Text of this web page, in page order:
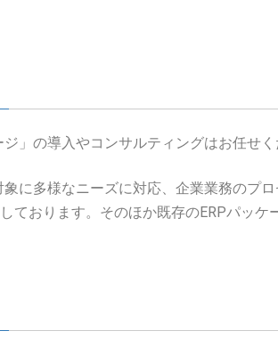
」の導入やコンサルティングはお任せく
に多様なニーズに対応、企業業務のプ
ております。そのほか既存のERPパッケ